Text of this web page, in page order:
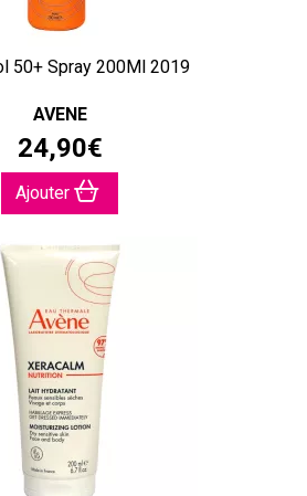
50+ Spray 200Ml 2019
AVENE
24,90€
Ajouter